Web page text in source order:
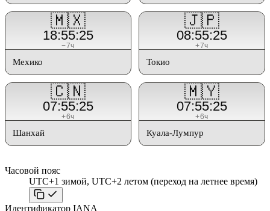
🇲🇽
18:55:25
−7ч
Мехико
🇯🇵
08:55:25
+7ч
Токио
🇨🇳
07:55:25
+6ч
Шанхай
🇲🇾
07:55:25
+6ч
Куала-Лумпур
Часовой пояс
UTC+1 зимой, UTC+2 летом (переход на летнее время)
Идентификатор IANA